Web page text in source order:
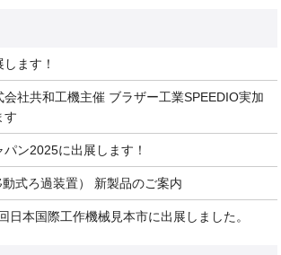
ます！
会社共和工機主催 ブラザー工業SPEEDIO実加
す
ン2025に出展します！
式ろ過装置） 新製品のご案内
日本国際工作機械見本市に出展しました。